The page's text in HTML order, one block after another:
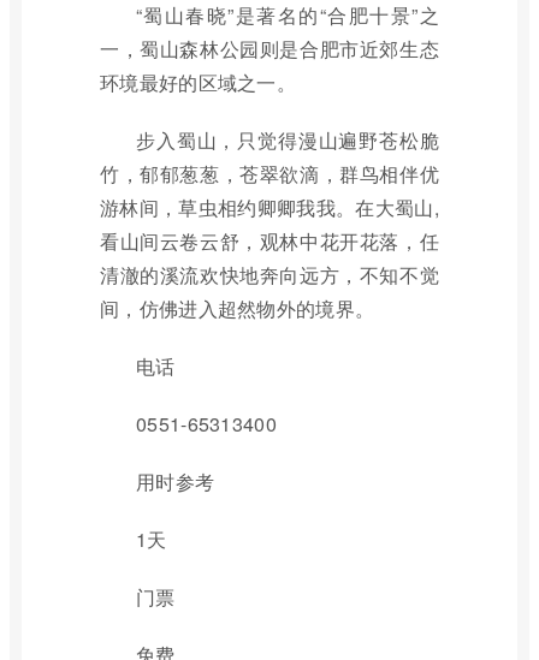
“蜀山春晓”是著名的“合肥十景”之
一，蜀山森林公园则是合肥市近郊生态
环境最好的区域之一。
步入蜀山，只觉得漫山遍野苍松脆
竹，郁郁葱葱，苍翠欲滴，群鸟相伴优
游林间，草虫相约卿卿我我。在大蜀山,
看山间云卷云舒，观林中花开花落，任
清澈的溪流欢快地奔向远方，不知不觉
间，仿佛进入超然物外的境界。
电话
0551-65313400
用时参考
1天
门票